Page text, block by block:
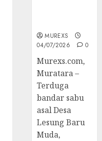
MUREXS
04/07/2026
0
Murexs.com,
Muratara –
Terduga
bandar sabu
asal Desa
Lesung Baru
Muda,